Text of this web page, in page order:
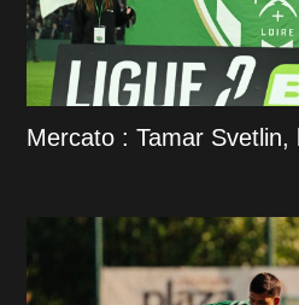
Mercato : Tamar Svetlin,